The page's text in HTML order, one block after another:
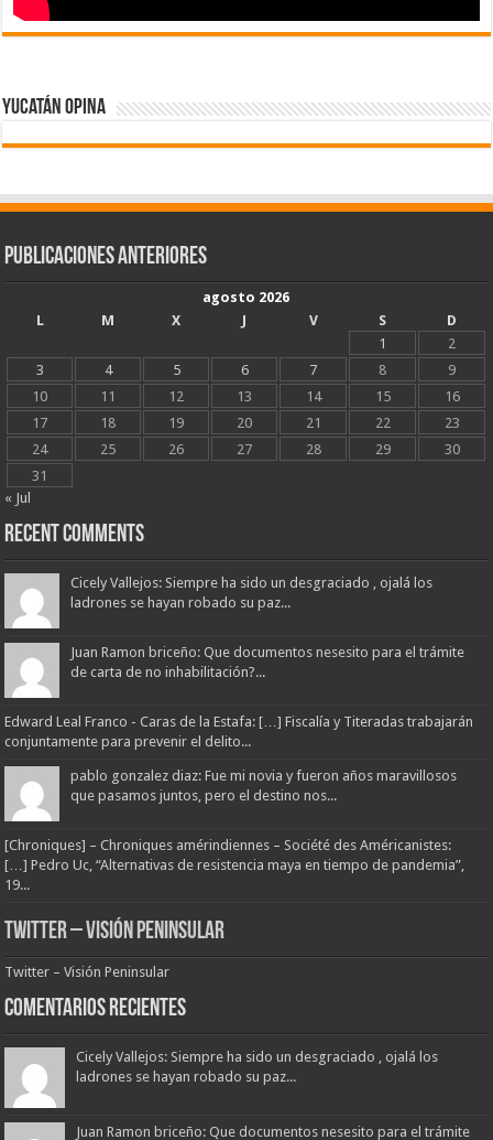
Yucatán Opina
Publicaciones Anteriores
agosto 2026
L
M X J V S
D
1
2
3
4 5 6 7 8
9
10
11 12 13 14 15
16
17
18 19 20 21 22
23
24
25 26 27 28 29
30
31
« Jul
Recent Comments
Cicely Vallejos: Siempre ha sido un desgraciado , ojalá los
ladrones se hayan robado su paz...
Juan Ramon briceño: Que documentos nesesito para el trámite
de carta de no inhabilitación?...
Edward Leal Franco - Caras de la Estafa: […] Fiscalía y Titeradas trabajarán
conjuntamente para prevenir el delito...
pablo gonzalez diaz: Fue mi novia y fueron años maravillosos
que pasamos juntos, pero el destino nos...
[Chroniques] – Chroniques amérindiennes – Société des Américanistes:
[…] Pedro Uc, “Alternativas de resistencia maya en tiempo de pandemia”,
19...
Twitter – Visión Peninsular
Twitter – Visión Peninsular
Comentarios Recientes
Cicely Vallejos: Siempre ha sido un desgraciado , ojalá los
ladrones se hayan robado su paz...
Juan Ramon briceño: Que documentos nesesito para el trámite